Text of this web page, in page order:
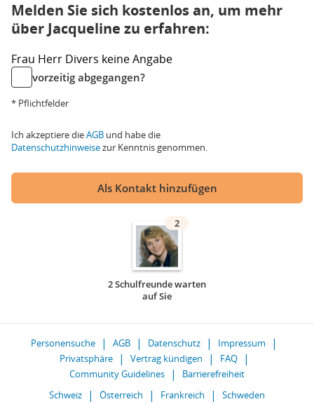
Melden Sie sich kostenlos an, um mehr
über Jacqueline zu erfahren:
Frau Herr Divers keine Angabe
vorzeitig abgegangen?
* Pflichtfelder
Ich akzeptiere dieAGB und habe die
Datenschutzhinweisezur Kenntnis genommen.
Als Kontakt hinzufügen
2
2 Schulfreunde warten
auf Sie
Personensuche AGB Datenschutz
Impressum
Privatsphäre
Vertrag kündigen
FAQ
Community Guidelines
Barrierefreiheit
Schweiz
Österreich Frankreich Schweden